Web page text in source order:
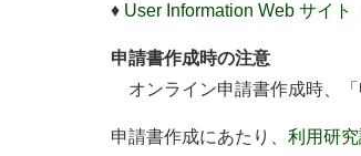
♦ User Information Web サイト
申請書作成時の注意
オンライン申請書作成時、「
申請書作成にあたり、 利用研